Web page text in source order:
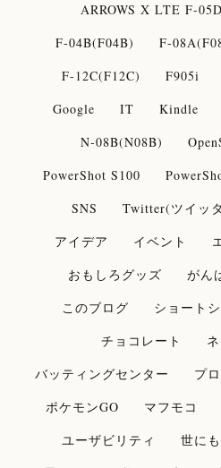
ARROWS X LTE F-
F-04B(F04B)
F-
F-12C(F12C)
F905i
Google
IT Kindle
N-08B(N08B)
PowerShot S100
SNS
Twitter(ツイッ
アイデア
イベント
おもしろグッズ
がん
このブログ
ショート
チョコレート
バッティングセンター
プ
ポケモンGO
マフモコ
ユーザビリティ
世に